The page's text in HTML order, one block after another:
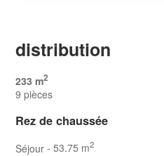
distribution
233 m2
9 pièces
Rez de chaussée
Séjour - 53.75 m2